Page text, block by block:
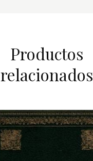
Productos
relacionados